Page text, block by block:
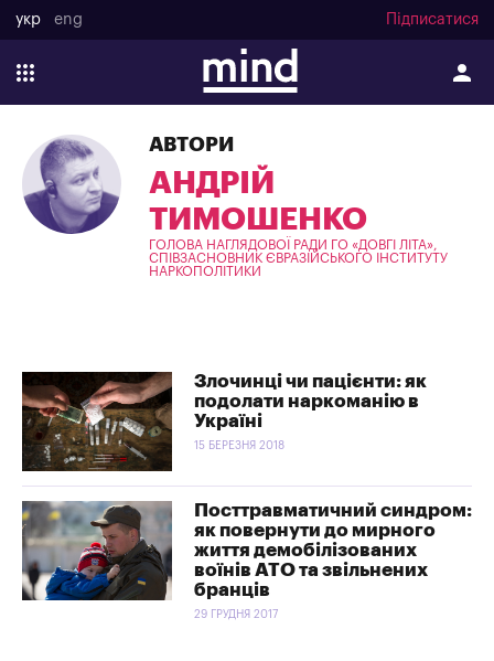
укр eng Підписатися
АВТОРИ
АНДРІЙ
ТИМОШЕНКО
ГОЛОВА НАГЛЯДОВОЇ РАДИ ГО «ДОВГІ ЛІТА»,
СПІВЗАСНОВНИК ЄВРАЗІЙСЬКОГО ІНСТИТУТУ
НАРКОПОЛІТИКИ
Злочинці чи пацієнти: як
подолати наркоманію в
Україні
15 БЕРЕЗНЯ 2018
Посттравматичний синдром:
як повернути до мирного
життя демобілізованих
воїнів АТО та звільнених
бранців
29 ГРУДНЯ 2017